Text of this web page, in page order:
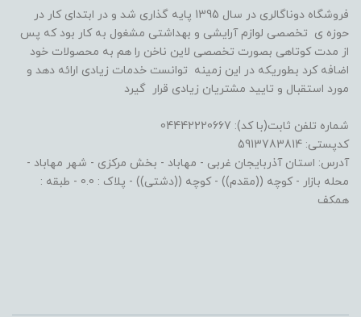
فروشگاه دوناگالری در سال 1395 پایه گذاری شد و در ابتدای کار در
حوزه ی تخصصی لوازم آرایشی و بهداشتی مشغول به کار بود که پس
از مدت کوتاهی بصورت تخصصی لاین ناخن را هم به محصولات خود
اضافه کرد بطوریکه در این زمینه توانست خدمات زیادی ارائه دهد و
مورد استقبال و تایید مشتریان زیادی قرار گیرد
شماره تلفن ثابت(با کد): 04442220667
کدپستی: 5913783814
آدرس: استان آذربایجان غربی - مهاباد - بخش مرکزی - شهر مهاباد -
محله بازار - کوچه ((مقدم)) - کوچه ((دشتی)) - پلاک : 0.0 - طبقه :
همکف